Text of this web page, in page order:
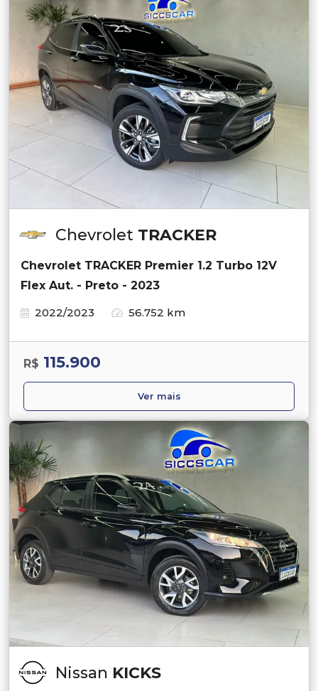
Chevrolet TRACKER
Chevrolet TRACKER Premier 1.2 Turbo 12V
Flex Aut. - Preto - 2023
2022/2023
56.752 km
R$ 115.900
Ver mais
Nissan KICKS